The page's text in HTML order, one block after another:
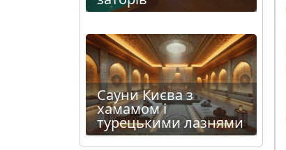
Сауни Києва з
хамамом і
турецькими лазнями